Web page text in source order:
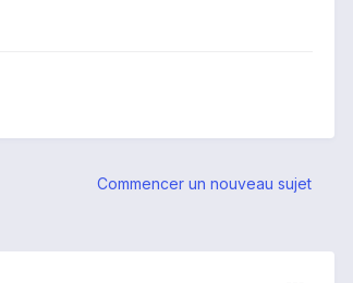
Commencer un nouveau sujet